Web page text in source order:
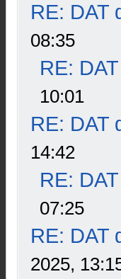
RE: DAT
08:35
RE:
10:01
RE: DAT
14:42
RE:
07:25
RE: DAT
2025,